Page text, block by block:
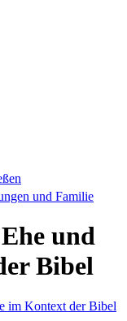
und Familie
und
Bibel